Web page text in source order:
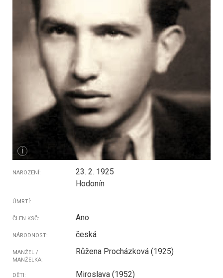
i
NAROZENÍ:
23. 2. 1925
Hodonín
ÚMRTÍ:
ČLEN KSČ: Ano
NÁRODNOST: česká
MANŽEL /
MANŽELKA:
Růžena Procházková (1925)
DĚTI: Miroslava (1952)